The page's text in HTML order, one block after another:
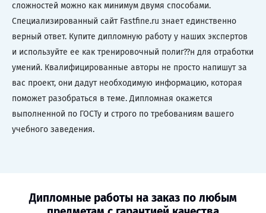
сложностей можно как минимум двумя способами.
Специализированный сайт Fastfine.ru знает единственно
верный ответ. Купите дипломную работу у наших экспертов
и используйте ее как тренировочный полиг??н для отработки
умений. Квалифицированные авторы не просто напишут за
вас проект, они дадут необходимую информацию, которая
поможет разобраться в теме. Дипломная окажется
выполненной по ГОСТу и строго по требованиям вашего
учебного заведения.
Дипломные работы на заказ по любым